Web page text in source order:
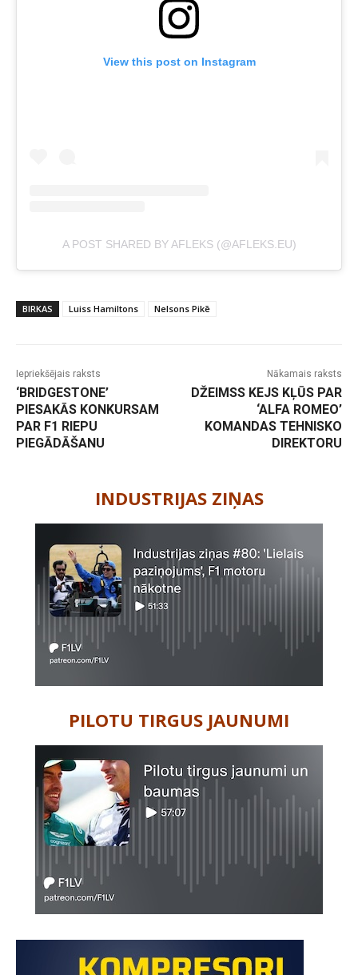
View this post on Instagram
A POST SHARED BY AFLEKS (@AFLEKS.EU)
BIRKAS Luiss Hamiltons Nelsons Pikē
Iepriekšējais raksts
‘BRIDGESTONE’
PIESAKĀS KONKURSAM
PAR F1 RIEPU
PIEGĀDĀŠANU
Nākamais raksts
DŽEIMSS KEJS KĻŪS PAR
‘ALFA ROMEO’
KOMANDAS TEHNISKO
DIREKTORU
INDUSTRIJAS ZIŅAS
PILOTU TIRGUS JAUNUMI